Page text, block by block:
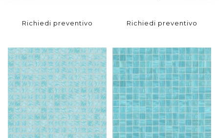
Richiedi preventivo Richiedi preventivo